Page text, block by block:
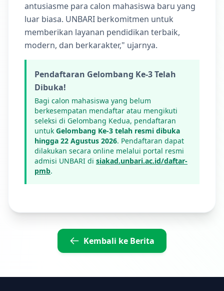
antusiasme para calon mahasiswa baru yang
luar biasa. UNBARI berkomitmen untuk
memberikan layanan pendidikan terbaik,
modern, dan berkarakter," ujarnya.
Pendaftaran Gelombang Ke-3 Telah
Dibuka!
Bagi calon mahasiswa yang belum
berkesempatan mendaftar atau mengikuti
seleksi di Gelombang Kedua, pendaftaran
untuk Gelombang Ke-3 telah resmi dibuka
hingga 22 Agustus 2026. Pendaftaran dapat
dilakukan secara online melalui portal resmi
admisi UNBARI di siakad.unbari.ac.id/daftar-
pmb.
Kembali ke Berita